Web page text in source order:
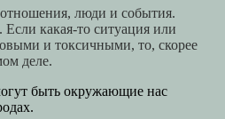
люди и события.
какая-то ситуация или
и токсичными, то, скорее
деле.
быть окружающие нас